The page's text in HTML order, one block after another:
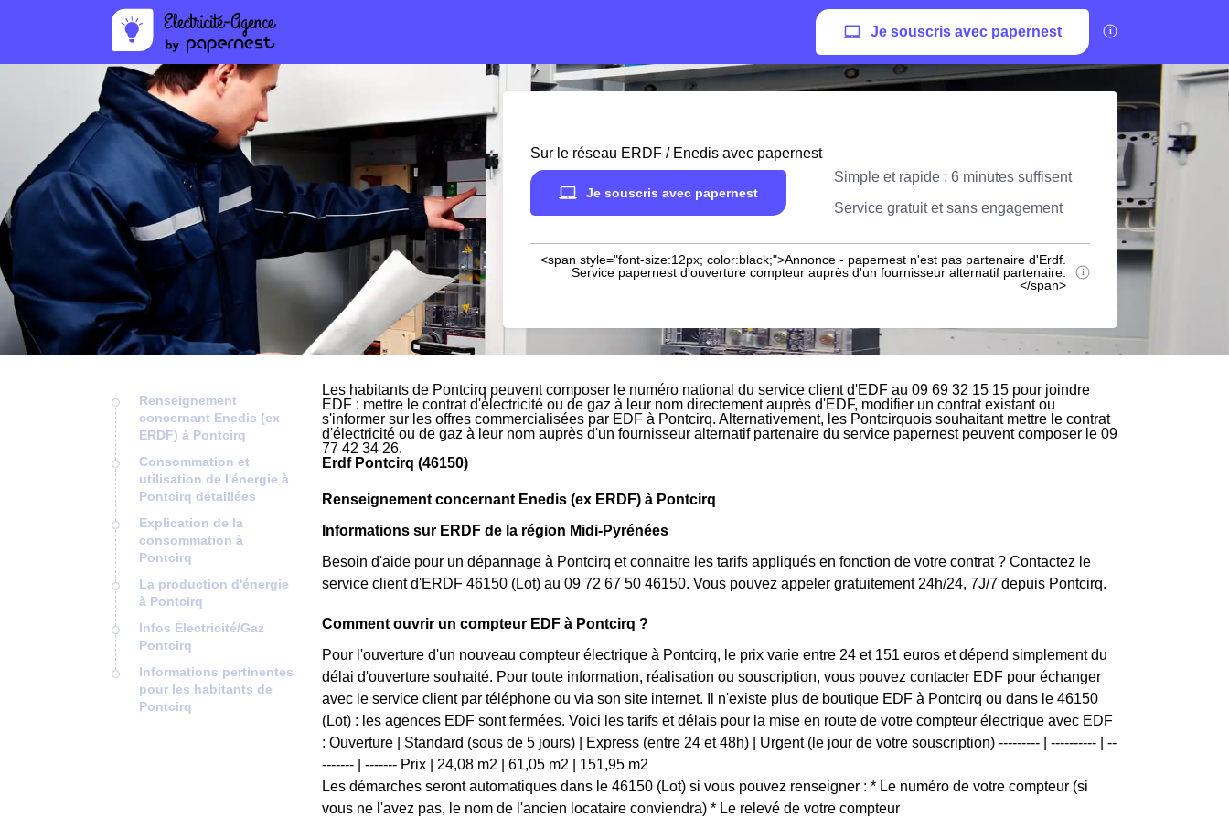
Je souscris avec papernest
Sur le réseau ERDF / Enedis avec papernest
Je souscris avec papernest
Simple et rapide : 6 minutes suffisent
Service gratuit et sans engagement
<span style="font-size:12px; color:black;">Annonce - papernest n'est pas partenaire d'Erdf.
Service papernest d'ouverture compteur auprès d'un fournisseur alternatif partenaire.
</span>
Renseignement
concernant Enedis (ex
ERDF) à Pontcirq
Consommation et
utilisation de l'énergie à
Pontcirq détaillées
Explication de la
consommation à
Pontcirq
La production d'énergie
à Pontcirq
Infos Électricité/Gaz
Pontcirq
Informations pertinentes
pour les habitants de
Pontcirq
Les habitants de Pontcirq peuvent composer le numéro national du service client d'EDF au 09 69 32 15 15 pour joindre
EDF : mettre le contrat d'électricité ou de gaz à leur nom directement auprès d'EDF, modifier un contrat existant ou
s'informer sur les offres commercialisées par EDF à Pontcirq. Alternativement, les Pontcirquois souhaitant mettre le contrat
d'électricité ou de gaz à leur nom auprès d'un fournisseur alternatif partenaire du service papernest peuvent composer le 09
77 42 34 26.
Erdf Pontcirq (46150)
Renseignement concernant Enedis (ex ERDF) à Pontcirq
Informations sur ERDF de la région Midi-Pyrénées
Besoin d'aide pour un dépannage à Pontcirq et connaitre les tarifs appliqués en fonction de votre contrat ? Contactez le
service client d'ERDF 46150 (Lot) au 09 72 67 50 46150. Vous pouvez appeler gratuitement 24h/24, 7J/7 depuis Pontcirq.
Comment ouvrir un compteur EDF à Pontcirq ?
Pour l'ouverture d'un nouveau compteur électrique à Pontcirq, le prix varie entre 24 et 151 euros et dépend simplement du
délai d'ouverture souhaité. Pour toute information, réalisation ou souscription, vous pouvez contacter EDF pour échanger
avec le service client par téléphone ou via son site internet. Il n'existe plus de boutique EDF à Pontcirq ou dans le 46150
(Lot) : les agences EDF sont fermées. Voici les tarifs et délais pour la mise en route de votre compteur électrique avec EDF
: Ouverture | Standard (sous de 5 jours) | Express (entre 24 et 48h) | Urgent (le jour de votre souscription) --------- | ---------- | --
------- | ------- Prix | 24,08 m2 | 61,05 m2 | 151,95 m2
Les démarches seront automatiques dans le 46150 (Lot) si vous pouvez renseigner : * Le numéro de votre compteur (si
vous ne l'avez pas, le nom de l'ancien locataire conviendra) * Le relevé de votre compteur